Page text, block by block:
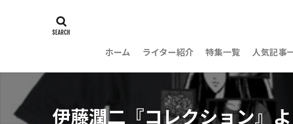
ホーム ライター紹介 特集一覧 人気記事
伊藤潤二『コレクション』